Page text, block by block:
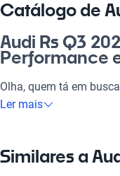
Catálogo de
Audi Rs Q3
Performance
Olha, quem tá em
Q3 2024! Com esse
quem valoriza
de conforto e
Ler mais
Similares a